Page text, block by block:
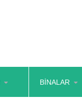
BINALAR